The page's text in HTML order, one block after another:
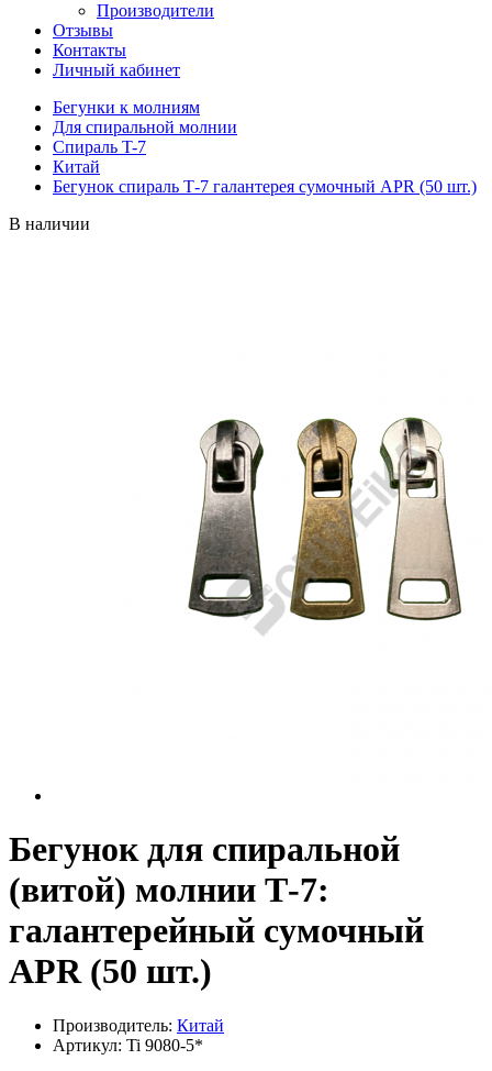
Производители
Отзывы
Контакты
Личный кабинет
Бегунки к молниям
Для спиральной молнии
Спираль T-7
Китай
Бегунок спираль Т-7 галантерея сумочный APR (50 шт.)
В наличии
Бегунок для спиральной
(витой) молнии Т-7:
галантерейный сумочный
APR (50 шт.)
Производитель: Китай
Артикул: Ti 9080-5*